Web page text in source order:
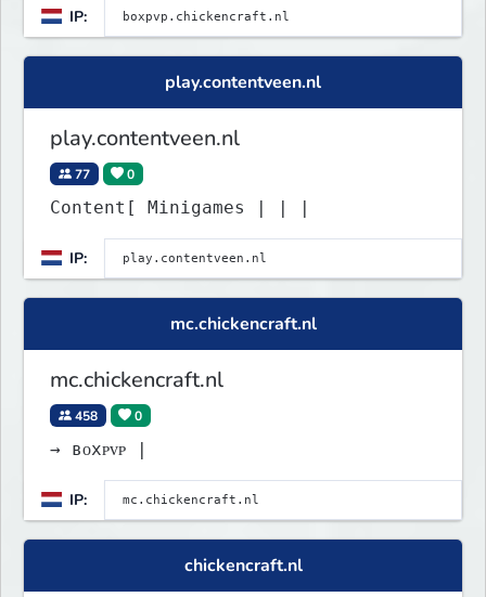
IP:
play.contentveen.nl
play.contentveen.nl
77 0
Content[ Minigames | | |
IP:
mc.chickencraft.nl
mc.chickencraft.nl
458 0
→ ʙᴏxᴘᴠᴘ |
IP:
chickencraft.nl